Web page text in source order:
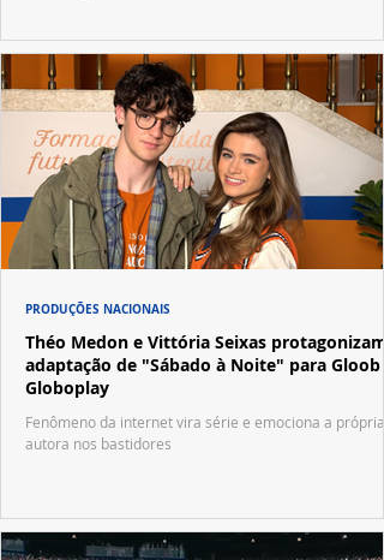
Théo Medon e Vittória Seixas protagonizam
adaptação de "Sábado à Noite" para Gloob e
Globoplay
Fenômeno da internet vira série e emociona a própria
autora nos bastidores
PRODUÇÕES NACIONAIS